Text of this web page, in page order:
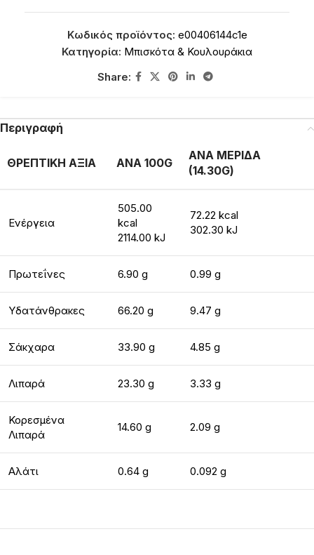
Κωδικός προϊόντος: e00406144c1e
Κατηγορία: Μπισκότα & Κουλουράκια
Share:
Περιγραφή
ΘΡΕΠΤΙΚΗ ΑΞΙΑ ΑΝΑ 100G
ΑΝΑ ΜΕΡΙΔΑ
(14.30G)
Ενέργεια
505.00
kcal
2114.00 kJ
72.22 kcal
302.30 kJ
Πρωτεΐνες 6.90 g 0.99 g
Υδατάνθρακες 66.20 g 9.47 g
Σάκχαρα 33.90 g 4.85 g
Λιπαρά 23.30 g 3.33 g
Κορεσμένα
Λιπαρά
14.60 g 2.09 g
Αλάτι 0.64 g 0.092 g